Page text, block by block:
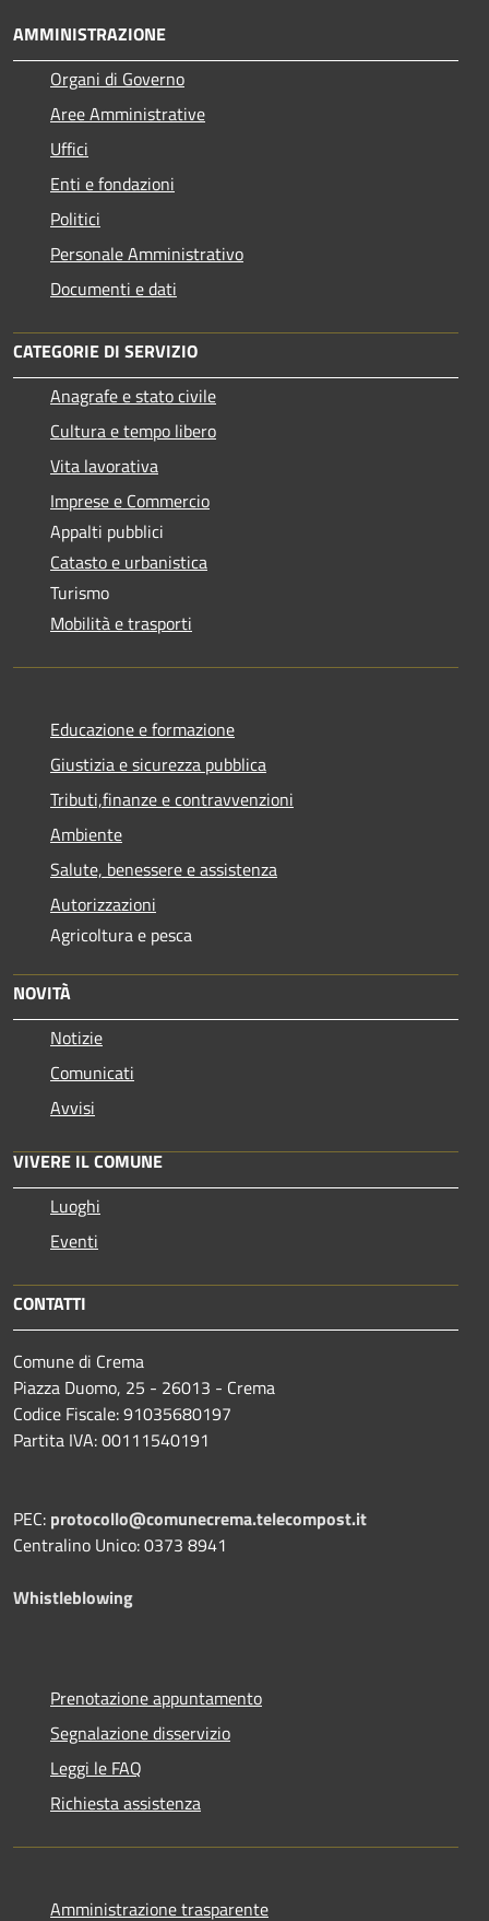
AMMINISTRAZIONE
Organi di Governo
Aree Amministrative
Uffici
Enti e fondazioni
Politici
Personale Amministrativo
Documenti e dati
CATEGORIE DI SERVIZIO
Anagrafe e stato civile
Cultura e tempo libero
Vita lavorativa
Imprese e Commercio
Appalti pubblici
Catasto e urbanistica
Turismo
Mobilità e trasporti
Educazione e formazione
Giustizia e sicurezza pubblica
Tributi,finanze e contravvenzioni
Ambiente
Salute, benessere e assistenza
Autorizzazioni
Agricoltura e pesca
NOVITÀ
Notizie
Comunicati
Avvisi
VIVERE IL COMUNE
Luoghi
Eventi
CONTATTI
Comune di Crema
Piazza Duomo, 25 - 26013 - Crema
Codice Fiscale: 91035680197
Partita IVA: 00111540191
PEC: protocollo@comunecrema.telecompost.it
Centralino Unico: 0373 8941
Whistleblowing
Prenotazione appuntamento
Segnalazione disservizio
Leggi le FAQ
Richiesta assistenza
Amministrazione trasparente